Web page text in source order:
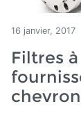
16 janvier, 2017
Filtres